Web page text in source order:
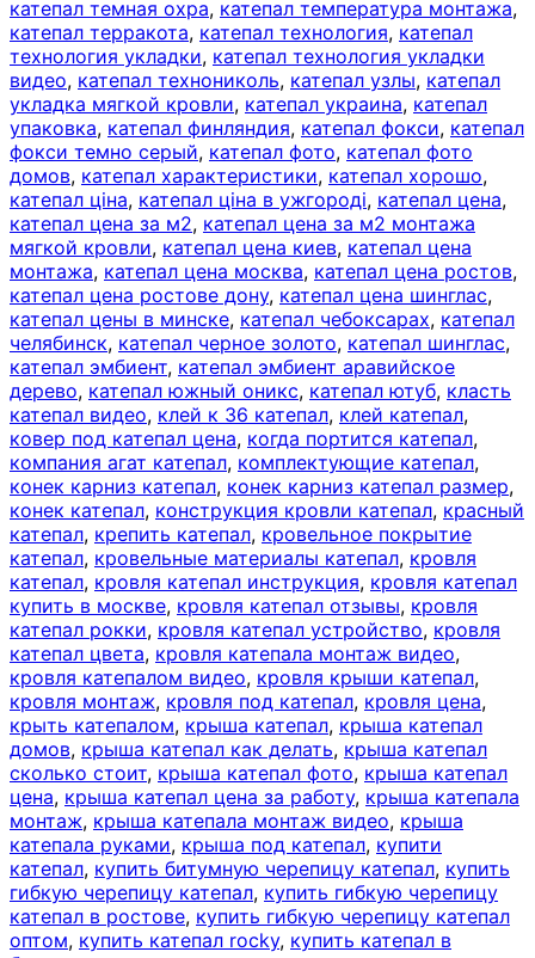
катепал темная охра, катепал температура монтажа,
катепал терракота, катепал технология, катепал
технология укладки, катепал технология укладки
видео, катепал технониколь, катепал узлы, катепал
укладка мягкой кровли, катепал украина, катепал
упаковка, катепал финляндия, катепал фокси, катепал
фокси темно серый, катепал фото, катепал фото
домов, катепал характеристики, катепал хорошо,
катепал ціна, катепал ціна в ужгороді, катепал цена,
катепал цена за м2, катепал цена за м2 монтажа
мягкой кровли, катепал цена киев, катепал цена
монтажа, катепал цена москва, катепал цена ростов,
катепал цена ростове дону, катепал цена шинглас,
катепал цены в минске, катепал чебоксарах, катепал
челябинск, катепал черное золото, катепал шинглас,
катепал эмбиент, катепал эмбиент аравийское
дерево, катепал южный оникс, катепал ютуб, класть
катепал видео, клей к 36 катепал, клей катепал,
ковер под катепал цена, когда портится катепал,
компания агат катепал, комплектующие катепал,
конек карниз катепал, конек карниз катепал размер,
конек катепал, конструкция кровли катепал, красный
катепал, крепить катепал, кровельное покрытие
катепал, кровельные материалы катепал, кровля
катепал, кровля катепал инструкция, кровля катепал
купить в москве, кровля катепал отзывы, кровля
катепал рокки, кровля катепал устройство, кровля
катепал цвета, кровля катепала монтаж видео,
кровля катепалом видео, кровля крыши катепал,
кровля монтаж, кровля под катепал, кровля цена,
крыть катепалом, крыша катепал, крыша катепал
домов, крыша катепал как делать, крыша катепал
сколько стоит, крыша катепал фото, крыша катепал
цена, крыша катепал цена за работу, крыша катепала
монтаж, крыша катепала монтаж видео, крыша
катепала руками, крыша под катепал, купити
катепал, купить битумную черепицу катепал, купить
гибкую черепицу катепал, купить гибкую черепицу
катепал в ростове, купить гибкую черепицу катепал
оптом, купить катепал rocky, купить катепал в